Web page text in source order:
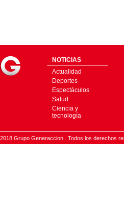
NOTICIAS
Actualidad
Deportes
Espectáculos
Salud
Ciencia y
tecnología
2018 Grupo Generaccion . Todos los derechos